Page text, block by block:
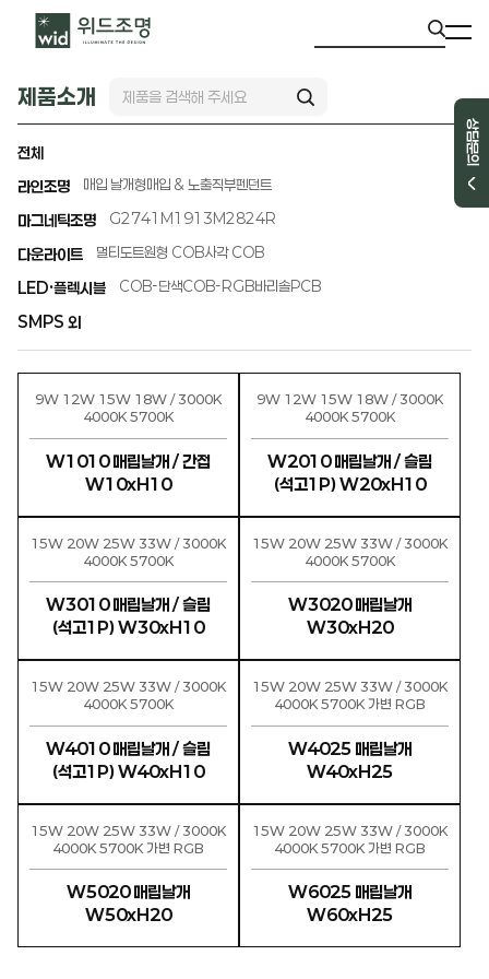
상담문의
제품소개
전체
라인조명
매입 날개형매입 & 노출직부펜던트
마그네틱조명 G2741 M1913M2824R
다운라이트 멀티도트원형 COB사각 COB
LED·플렉시블 COB-단색COB-RGB바리솔PCB
SMPS 외
9W 12W 15W 18W / 3000K
4000K 5700K
W1010 매립날개 / 간접
W10xH10
9W 12W 15W 18W / 3000K
4000K 5700K
W2010 매립날개 / 슬림
(석고1P) W20xH10
15W 20W 25W 33W / 3000K
4000K 5700K
W3010 매립날개 / 슬림
(석고1P) W30xH10
15W 20W 25W 33W / 3000K
4000K 5700K
W3020 매립날개
W30xH20
15W 20W 25W 33W / 3000K
4000K 5700K
W4010 매립날개 / 슬림
(석고1P) W40xH10
15W 20W 25W 33W / 3000K
4000K 5700K 가변 RGB
W4025 매립날개
W40xH25
15W 20W 25W 33W / 3000K
4000K 5700K 가변 RGB
W5020 매립날개
W50xH20
15W 20W 25W 33W / 3000K
4000K 5700K 가변 RGB
W6025 매립날개
W60xH25